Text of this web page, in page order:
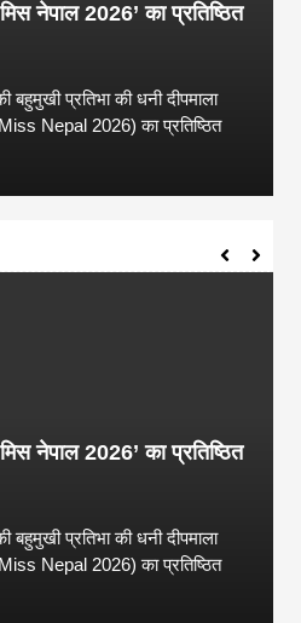
नेपाल 2026’ का प्रतिष्ठित
प्रतिभा की धनी दीपमाला
Nepal 2026) का प्रतिष्ठित
नेपाल 2026’ का प्रतिष्ठित
प्रतिभा की धनी दीपमाला
Nepal 2026) का प्रतिष्ठित